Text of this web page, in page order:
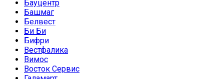
Бауцентр
Башмаг
Белвест
Би Би
Бифри
Вестфалика
Вимос
Восток Сервис